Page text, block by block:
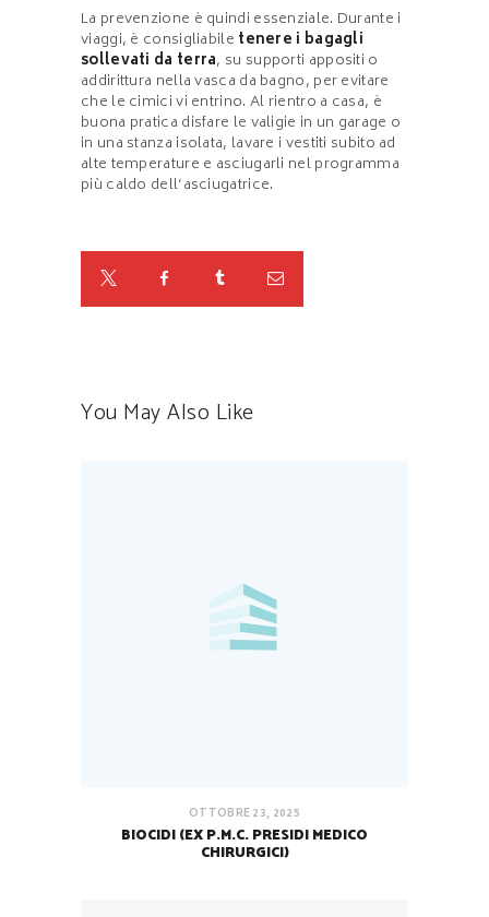
La prevenzione è quindi essenziale. Durante i
viaggi, è consigliabile tenere i bagagli
sollevati da terra, su supporti appositi o
addirittura nella vasca da bagno, per evitare
che le cimici vi entrino. Al rientro a casa, è
buona pratica disfare le valigie in un garage o
in una stanza isolata, lavare i vestiti subito ad
alte temperature e asciugarli nel programma
più caldo dell’asciugatrice.
You May Also Like
OTTOBRE 23, 2025
BIOCIDI (EX P.M.C. PRESIDI MEDICO
CHIRURGICI)